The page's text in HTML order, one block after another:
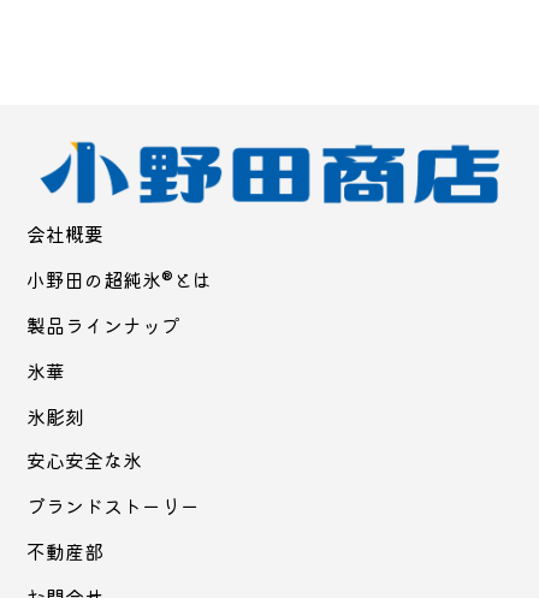
会社概要
小野田の超純氷®とは
製品ラインナップ
氷華
氷彫刻
安心安全な氷
ブランドストーリー
不動産部